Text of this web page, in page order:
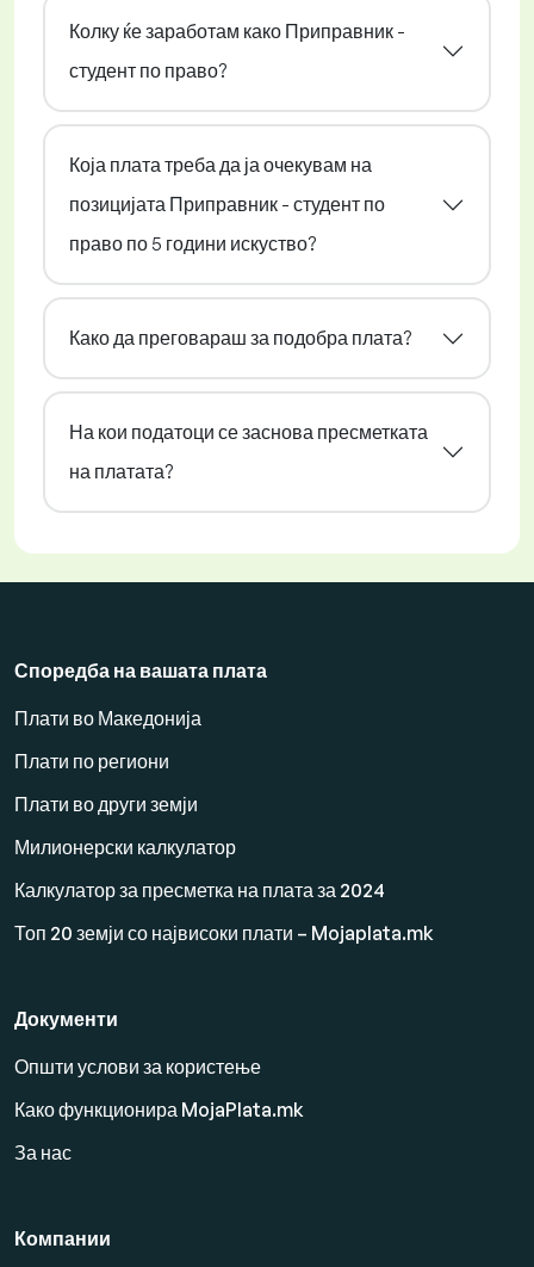
Колку ќе заработам како Приправник -
студент по право?
Која плата треба да ја очекувам на
позицијата Приправник - студент по
право по 5 години искуство?
Како да преговараш за подобра плата?
На кои податоци се заснова пресметката
на платата?
Споредба на вашата плата
Плати во Македонија
Плати по региони
Плати во други земји
Милионерски калкулатор
Калкулатор за пресметка на плата за 2024
Топ 20 земји со највисоки плати – Mojaplata.mk
Документи
Општи услови за користење
Како функционира MojaPlata.mk
За нас
Компании